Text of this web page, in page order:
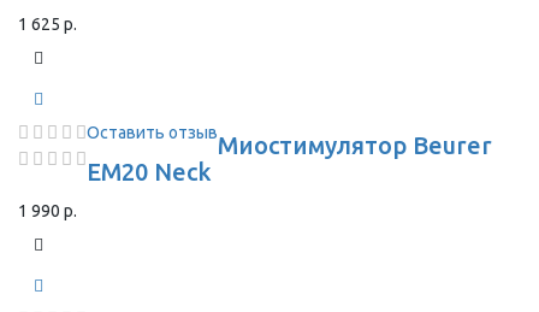
1 625 р.
Оставить отзывМиостимулятор Beurer
EM20 Neck
1 990 р.